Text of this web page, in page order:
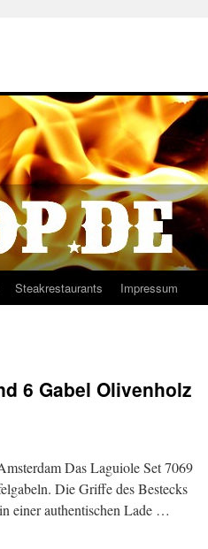
Steakrestaurants Impressum
6 Gabel Olivenholz
Das Laguiole Set 7069
Die Griffe des Bestecks
einer authentischen Lade …